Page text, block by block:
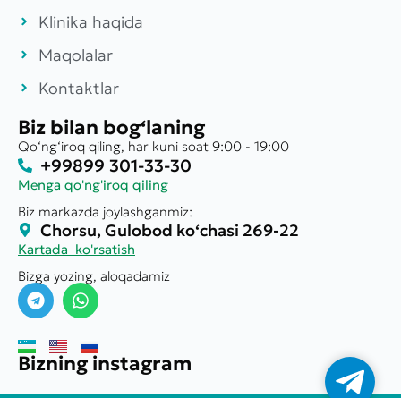
Klinika haqida
Maqolalar
Kontaktlar
Biz bilan bog‘laning
Qo‘ng‘iroq qiling, har kuni soat 9:00 - 19:00
+99899 301-33-30
Menga qo'ng'iroq qiling
Biz markazda joylashganmiz:
Chorsu, Gulobod ko‘chasi 269-22
Kartada ko'rsatish
Bizga yozing, aloqadamiz
Bizning instagram